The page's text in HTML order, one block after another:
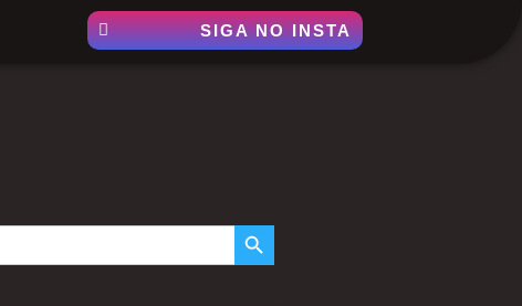
SIGA NO INSTA
SEARCH BUTTON